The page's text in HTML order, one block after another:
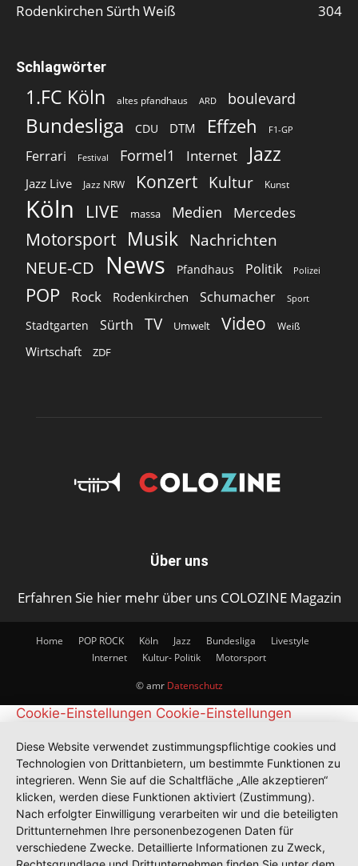
Rodenkirchen Sürth Weiß
304
Schlagwörter
1.FC Köln altes pfandhaus ARD boulevard
Bundesliga CDU DTM Effzeh F1-GP
Ferrari Festival Formel1 Internet Jazz
Jazz Live Jazz NRW Konzert Kultur Kunst
Köln LIVE massa Medien Mercedes
Motorsport Musik Nachrichten
NEUE-CD
News Pfandhaus Politik Polizei
POP Rock Rodenkirchen Schumacher Sport
Stadtgarten Sürth TV Umwelt Video Weiß
Wirtschaft ZDF
Über uns
Erfahren Sie hier mehr über uns COLOZINE Magazin
Home POP ROCK Köln Jazz Bundesliga
Livestyle
Internet
Kultur- Politik Motorsport
© amr Datenschutz
Cookie-Einstellungen Cookie-Einstellungen
Diese Website verwendet zustimmungspflichtige cookies und
Technologien von Drittanbietern, um bestimmte Funktionen zu
integrieren. Wenn Sie auf die Schaltfläche „Alle akzeptieren“
klicken, werden diese Funktionen aktiviert (Zustimmung).
Nach erfolgter Einwilligung verarbeiten wir und die beteiligten
Drittunternehmen Ihre personenbezogenen Daten für
verschiedene Zwecke. Detaillierte Informationen zu Zweck,